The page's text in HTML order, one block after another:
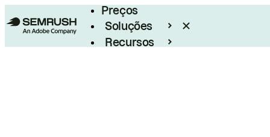
Preços
Soluções
Recursos